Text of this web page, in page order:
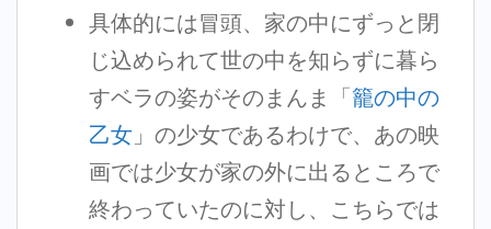
具体的には冒頭、家の中にずっと閉
じ込められて世の中を知らずに暮ら
すベラの姿がそのまんま「籠の中の
乙女 」の少女であるわけで、あの映
画では少女が家の外に出るところで
終わっていたのに対し、こちらでは